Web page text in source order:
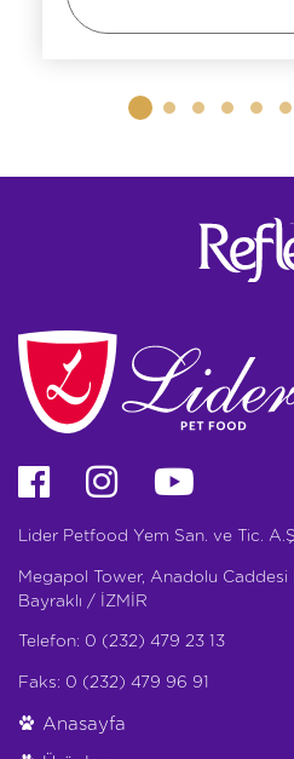
Lider Petfood Yem San. ve Tic.
Megapol Tower, Anadolu Caddesi
Bayraklı / İZMİR
Telefon: 0 (232) 479 23 13
Faks: 0 (232) 479 96 91
Anasayfa